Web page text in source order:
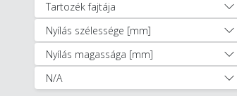
Világítástechnika (27331)
Villámvédelem (3886)
Egyéb (2360)
Autóápolási termékek (47)
Munkavédelem, védőruházat (1256)
Tartozék fajtája
Nyílás szélessége [mm]
Nyílás magassága [mm]
N/A